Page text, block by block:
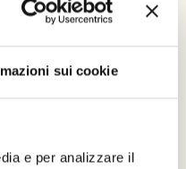
sui cookie
e per analizzare il